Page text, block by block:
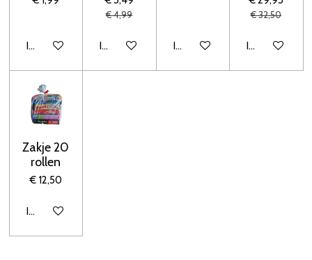
In winkelwagen
€ 4,99
In winkelwagen In winkelwagen
€ 32,50
In
Zakje 20
rollen
€ 12,50
In winkelwagen